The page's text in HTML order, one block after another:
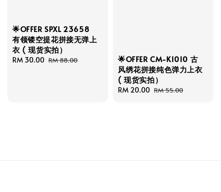
🌟OFFER SPXL 23658
有领镂空提花拼接无弹上
衣 ( 现货实拍）
Sale
RM 30.00 Regular
RM 88.00
🌟OFFER CM-K1010 古
风绣花拼接纯色弹力上衣
( 现货实拍）
Sale
RM 20.00 Regular
RM 55.00